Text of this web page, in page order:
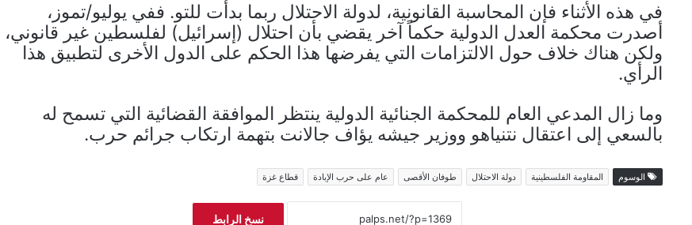
في هذه الأثناء فإن المحاسبة القانونية، لدولة الاحتلال ربما بدأت للتو. ففي يوليو/تموز،
أصدرت محكمة العدل الدولية حكماً آخر يقضي بأن احتلال (إسرائيل) لفلسطين غير قانوني،
ولكن هناك خلاف حول الالتزامات التي يفرضها هذا الحكم على الدول الأخرى لتطبيق هذا
الرأي.
وما زال المدعي العام للمحكمة الجنائية الدولية ينتظر الموافقة القضائية التي تسمح له
بالسعي إلى اعتقال نتنياهو ووزير جيشه يؤاف جالانت بتهمة ارتكاب جرائم حرب.
الوسوم المقاومة الفلسطينية دولة الاحتلال طوفان الأقصى عام على حرب الإبادة قطاع غزة
نسخ الرابط